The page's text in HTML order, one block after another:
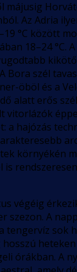
májusig
Az Adria
°C között
18–24 °C.
Bora szél
öböl és a
alatt erős
vitorlázók
a hajózás
környékén
is
végéig
szezon. A
tengervíz sok
órákban. A